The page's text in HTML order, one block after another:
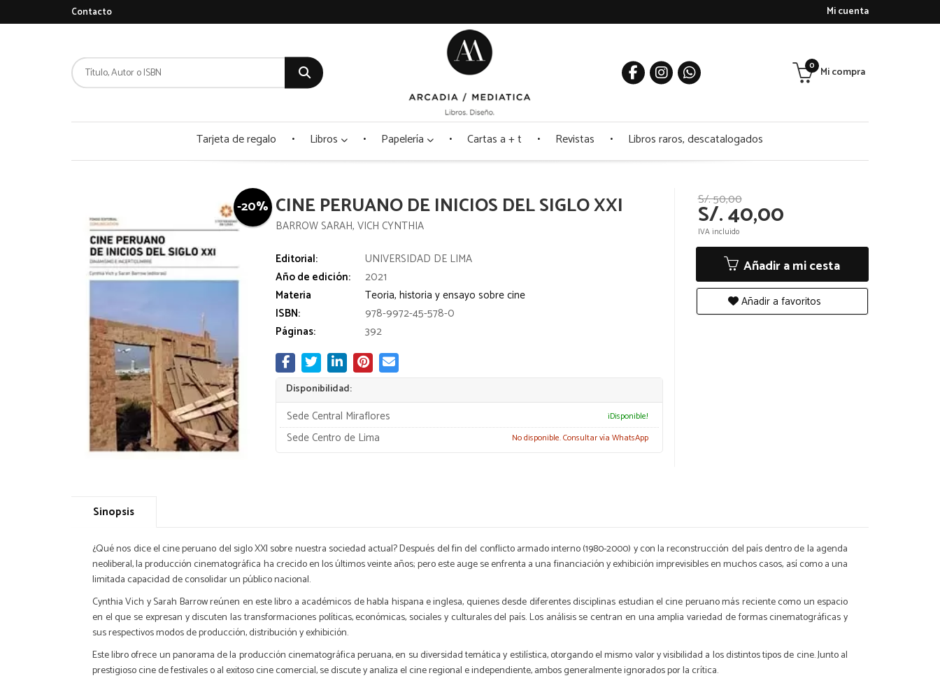
Mi cuenta
Contacto
Mi compra
0
Tarjeta de regalo Libros Papelería Cartas a + t Revistas Libros raros, descatalogados
-20% CINE PERUANO DE INICIOS DEL SIGLO XXI
BARROW SARAH, VICH CYNTHIA
Editorial:
UNIVERSIDAD DE LIMA
Año de edición:
2021
Materia
Teoria, historia y ensayo sobre cine
ISBN:
978-9972-45-578-0
Páginas:
392
Disponibilidad:
Sede Central Miraflores ¡Disponible!
Sede Centro de Lima No disponible. Consultar vía WhatsApp
S/. 50,00
S/. 40,00
IVA incluido
Añadir a mi cesta
Añadir a favoritos
Sinopsis
¿Qué nos dice el cine peruano del siglo XXI sobre nuestra sociedad actual? Después del fin del conflicto armado interno (1980-2000) y con la reconstrucción del país dentro de la agenda
neoliberal, la producción cinematográfica ha crecido en los últimos veinte años; pero este auge se enfrenta a una financiación y exhibición imprevisibles en muchos casos, así como a una
limitada capacidad de consolidar un público nacional.
Cynthia Vich y Sarah Barrow reúnen en este libro a académicos de habla hispana e inglesa, quienes desde diferentes disciplinas estudian el cine peruano más reciente como un espacio
en el que se expresan y discuten las transformaciones políticas, económicas, sociales y culturales del país. Los análisis se centran en una amplia variedad de formas cinematográficas y
sus respectivos modos de producción, distribución y exhibición.
Este libro ofrece un panorama de la producción cinematográfica peruana, en su diversidad temática y estilística, otorgando el mismo valor y visibilidad a los distintos tipos de cine. Junto al
prestigioso cine de festivales o al exitoso cine comercial, se discute y analiza el cine regional e independiente, ambos generalmente ignorados por la crítica.